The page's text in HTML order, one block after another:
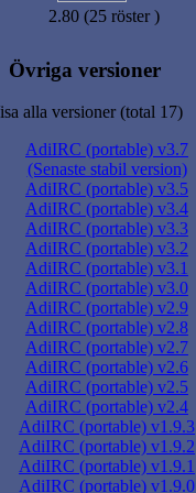
2.80 (25 röster )
Övriga versioner
alla versioner (total 17)
AdiIRC (portable) v3.7
(Senaste stabil version)
AdiIRC (portable) v3.5
AdiIRC (portable) v3.4
AdiIRC (portable) v3.3
AdiIRC (portable) v3.2
AdiIRC (portable) v3.1
AdiIRC (portable) v3.0
AdiIRC (portable) v2.9
AdiIRC (portable) v2.8
AdiIRC (portable) v2.7
AdiIRC (portable) v2.6
AdiIRC (portable) v2.5
AdiIRC (portable) v2.4
AdiIRC (portable) v1.9.3
AdiIRC (portable) v1.9.2
AdiIRC (portable) v1.9.1
AdiIRC (portable) v1.9.0